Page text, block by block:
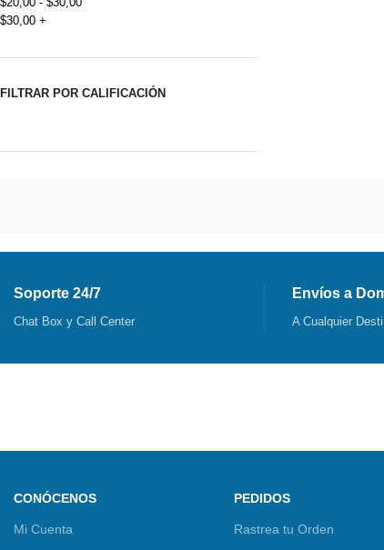
$30,00 +
FILTRAR POR CALIFICACIÓN
Soporte 24/7
Chat Box y Call Center
Envíos a
A Cualquier
CONÓCENOS
Mi Cuenta
PEDIDOS
Rastrea tu Orden